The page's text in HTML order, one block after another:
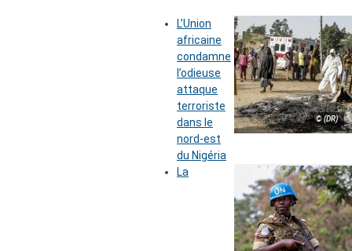
© (DR)
L’Union
africaine
condamne
l’odieuse
attaque
terroriste
dans le
nord-est
du Nigéria
La